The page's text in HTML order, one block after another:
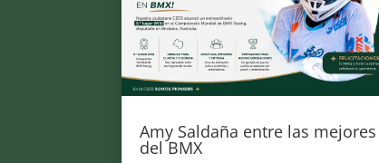
Amy Saldaña entre las mejores
del BMX